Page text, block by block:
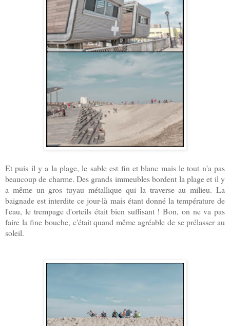
Et puis il y a la plage, le sable est fin et blanc mais le tout n'a pas
beaucoup de charme. Des grands immeubles bordent la plage et il y
a même un gros tuyau métallique qui la traverse au milieu. La
baignade est interdite ce jour-là mais étant donné la température de
l'eau, le trempage d'orteils était bien suffisant ! Bon, on ne va pas
faire la fine bouche, c'était quand même agréable de se prélasser au
soleil.